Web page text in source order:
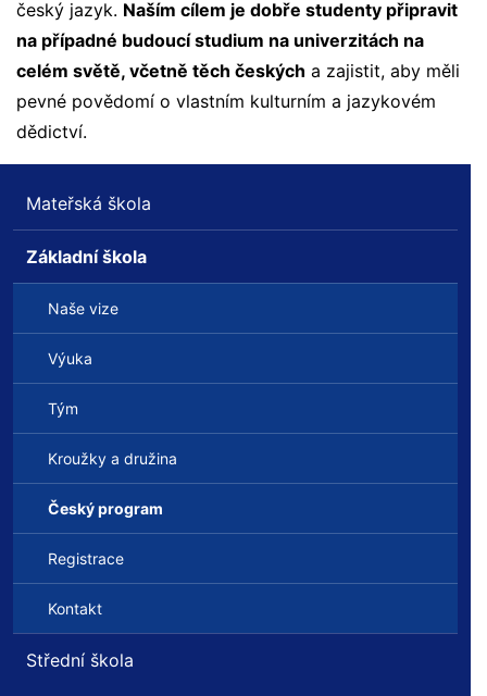
český jazyk. Naším cílem je dobře studenty připravit
na případné budoucí studium na univerzitách na
celém světě, včetně těch českých a zajistit, aby měli
pevné povědomí o vlastním kulturním a jazykovém
dědictví.
Mateřská škola
Základní škola
Naše vize
Výuka
Tým
Kroužky a družina
Český program
Registrace
Kontakt
Střední škola